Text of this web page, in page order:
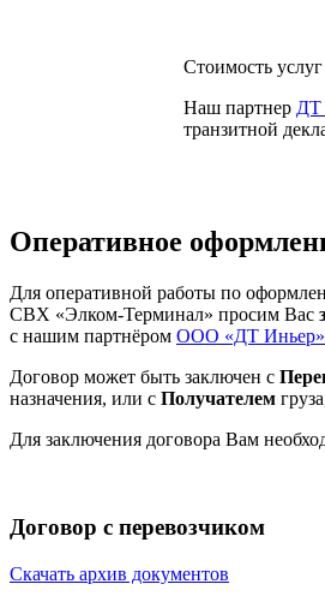
Стоимость
Наш партнер ДТ
транзитной
Оперативное
Для оперативной работы по
СВХ «Элком-Терминал» просим Вас
с нашим партнёром ООО «ДТ Иньер»
Договор может быть заключен с
назначения, или с Получателем
Для заключения договора Вам
Договор с перевозчиком
Cкачать архив документов